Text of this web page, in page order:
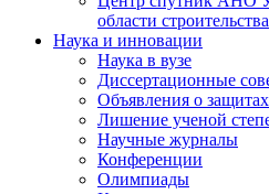
области строительства
Наука и инновации
Наука в вузе
Диссертационные
Объявления о
Лишение ученой
Научные журналы
Конференции
Олимпиады